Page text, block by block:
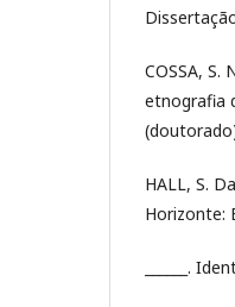
COSSA, S.
etnografia
HALL, S.
Horizonte:
______.